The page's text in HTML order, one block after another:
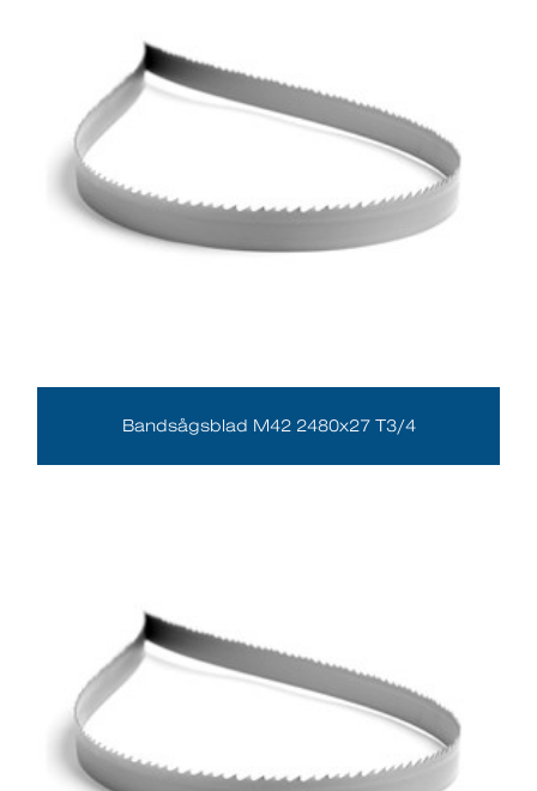
Bandsågsblad M42 2480x27 T3/4